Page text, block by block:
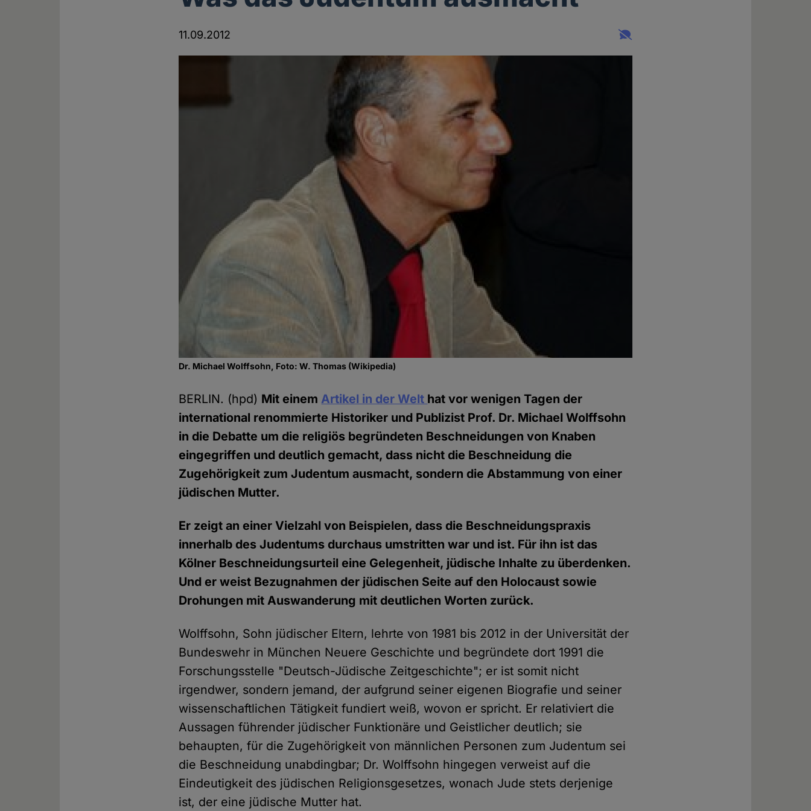
11.09.2012
Dr. Michael Wolffsohn, Foto: W. Thomas (Wikipedia)
BERLIN. (hpd) Mit einemArtikel in der Welt hat vor wenigen Tagen der
international renommierte Historiker und Publizist Prof. Dr. Michael Wolffsohn
in die Debatte um die religiös begründeten Beschneidungen von Knaben
eingegriffen und deutlich gemacht, dass nicht die Beschneidung die
Zugehörigkeit zum Judentum ausmacht, sondern die Abstammung von einer
jüdischen Mutter.
Er zeigt an einer Vielzahl von Beispielen, dass die Beschneidungspraxis
innerhalb des Judentums durchaus umstritten war und ist. Für ihn ist das
Kölner Beschneidungsurteil eine Gelegenheit, jüdische Inhalte zu überdenken.
Und er weist Bezugnahmen der jüdischen Seite auf den Holocaust sowie
Drohungen mit Auswanderung mit deutlichen Worten zurück.
Wolffsohn, Sohn jüdischer Eltern, lehrte von 1981 bis 2012 in der Universität der
Bundeswehr in München Neuere Geschichte und begründete dort 1991 die
Forschungsstelle "Deutsch-Jüdische Zeitgeschichte"; er ist somit nicht
irgendwer, sondern jemand, der aufgrund seiner eigenen Biografie und seiner
wissenschaftlichen Tätigkeit fundiert weiß, wovon er spricht. Er relativiert die
Aussagen führender jüdischer Funktionäre und Geistlicher deutlich; sie
behaupten, für die Zugehörigkeit von männlichen Personen zum Judentum sei
die Beschneidung unabdingbar; Dr. Wolffsohn hingegen verweist auf die
Eindeutigkeit des jüdischen Religionsgesetzes, wonach Jude stets derjenige
ist, der eine jüdische Mutter hat.